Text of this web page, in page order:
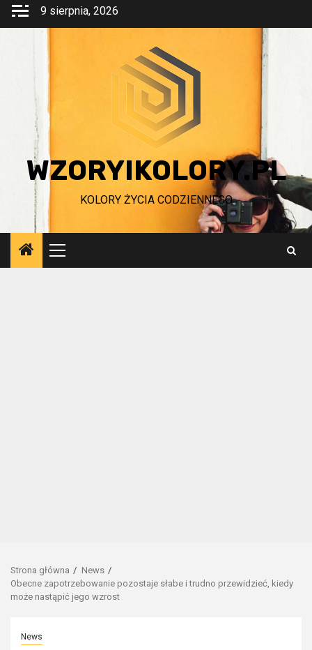
Przejdź
9 sierpnia, 2026
WZORYIKOLORY.PL
KOLORY ŻYCIA CODZIENNEGO
Menu
główne
Strona główna
News
Obecne zapotrzebowanie pozostaje słabe i trudno przewidzieć, kiedy
może nastąpić jego wzrost
News